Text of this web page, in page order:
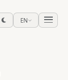
EN